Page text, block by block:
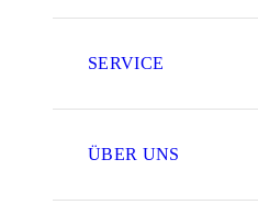
SERVICE
ÜBER UNS